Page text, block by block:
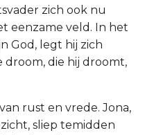
zich ook nu
eenzame veld. In het
God, legt hij zich
droom, die hij droomt,
rust en vrede. Jona,
sliep temidden